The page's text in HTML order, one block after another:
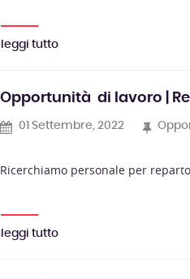
leggi tutto
Opportunità di lavoro |
01 Settembre, 2022
Ricerchiamo personale per
leggi tutto